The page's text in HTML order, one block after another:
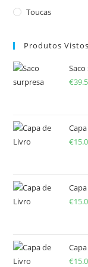
Toucas
Produtos
€
€
€
€